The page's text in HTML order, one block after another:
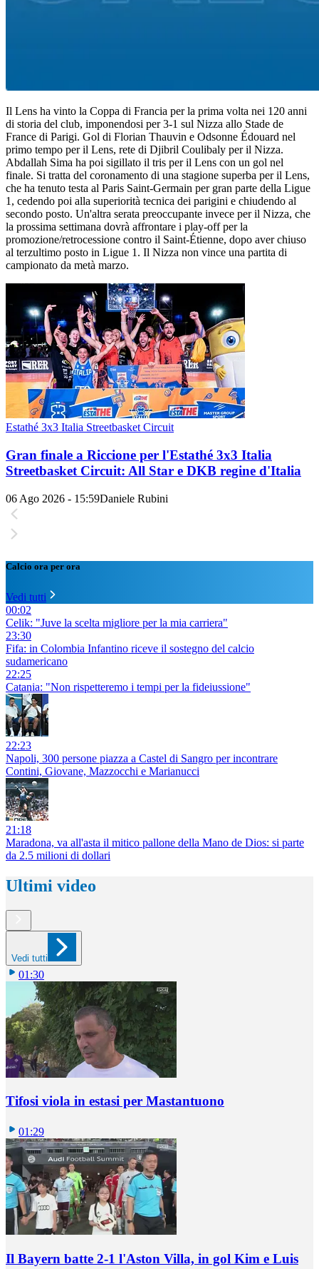
Il Lens ha vinto la Coppa di Francia per la prima volta nei 120 anni
di storia del club, imponendosi per 3-1 sul Nizza allo Stade de
France di Parigi. Gol di Florian Thauvin e Odsonne Édouard nel
primo tempo per il Lens, rete di Djibril Coulibaly per il Nizza.
Abdallah Sima ha poi sigillato il tris per il Lens con un gol nel
finale. Si tratta del coronamento di una stagione superba per il Lens,
che ha tenuto testa al Paris Saint-Germain per gran parte della Ligue
1, cedendo poi alla superiorità tecnica dei parigini e chiudendo al
secondo posto. Un'altra serata preoccupante invece per il Nizza, che
la prossima settimana dovrà affrontare i play-off per la
promozione/retrocessione contro il Saint-Étienne, dopo aver chiuso
al terzultimo posto in Ligue 1. Il Nizza non vince una partita di
campionato da metà marzo.
Estathé 3x3 Italia Streetbasket Circuit
Gran finale a Riccione per l'Estathé 3x3 Italia
Streetbasket Circuit: All Star e DKB regine d'Italia
06 Ago 2026 - 15:59Daniele Rubini
Calcio ora per ora
Vedi tutti
00:02
Celik: "Juve la scelta migliore per la mia carriera"
23:30
Fifa: in Colombia Infantino riceve il sostegno del calcio
sudamericano
22:25
Catania: "Non rispetteremo i tempi per la fideiussione"
22:23
Napoli, 300 persone piazza a Castel di Sangro per incontrare
Contini, Giovane, Mazzocchi e Marianucci
21:18
Maradona, va all'asta il mitico pallone della Mano de Dios: si parte
da 2.5 milioni di dollari
Ultimi video
Vedi tutti
01:30
Tifosi viola in estasi per Mastantuono
01:29
Il Bayern batte 2-1 l'Aston Villa, in gol Kim e Luis